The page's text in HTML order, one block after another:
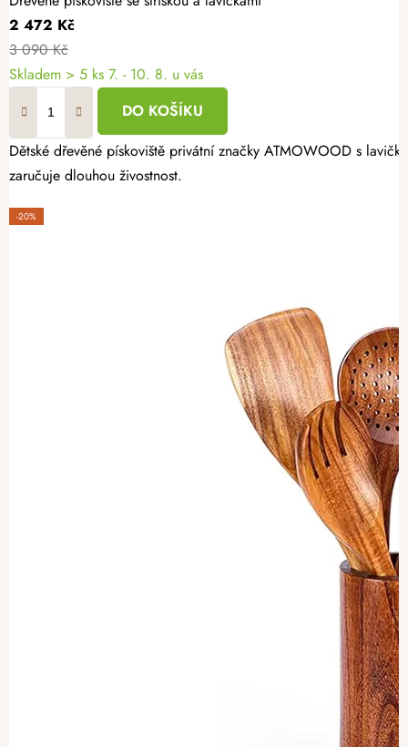
2 472 Kč
3 090 Kč
Skladem > 5 ks 7. - 10. 8. u vás
DO KOŠÍKU
Dětské dřevěné pískoviště privátní značky ATMOWOOD s
zaručuje dlouhou živostnost.
-20%